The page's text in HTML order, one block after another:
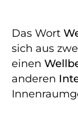
Das Wort
sich aus
einen
anderen